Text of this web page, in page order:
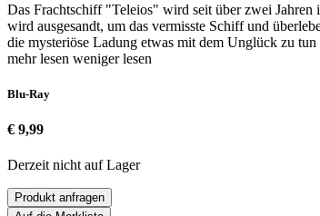
Das Frachtschiff "Teleios" wird seit über zwei Jahren
wird ausgesandt, um das vermisste Schiff und
die mysteriöse Ladung etwas mit dem Unglück zu tun
mehr lesen weniger lesen
Blu-Ray
€ 9,99
Derzeit nicht auf Lager
Produkt anfragen